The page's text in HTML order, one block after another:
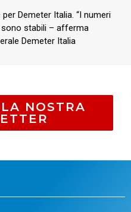
Demeter Italia. “I numeri
stabili – afferma
Demeter Italia
NOSTRA